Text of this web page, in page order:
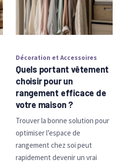
Décoration et Accessoires
Quels portant vêtement
choisir pour un
rangement efficace de
votre maison ?
Trouver la bonne solution pour
optimiser l’espace de
rangement chez soi peut
rapidement devenir un vrai